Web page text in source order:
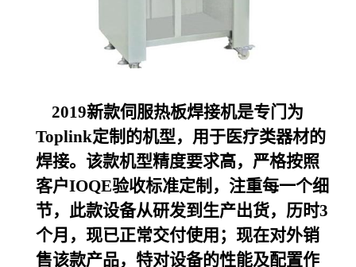
2019新款伺服热板焊接机是专门为
Toplink定制的机型，用于医疗类器材的
焊接。该款机型精度要求高，严格按照
客户IOQE验收标准定制，注重每一个细
节，此款设备从研发到生产出货，历时3
个月，现已正常交付使用；现在对外销
售该款产品，特对设备的性能及配置作